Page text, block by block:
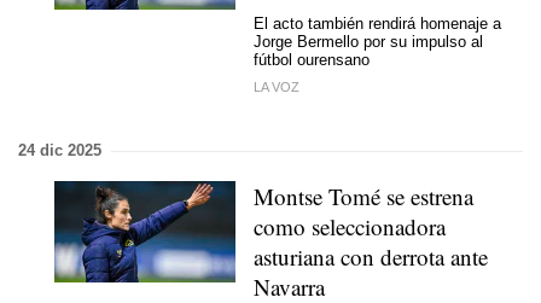
El acto también rendirá homenaje a
Jorge Bermello por su impulso al
fútbol ourensano
LA VOZ
24 dic 2025
Montse Tomé se estrena
como seleccionadora
asturiana con derrota ante
Navarra